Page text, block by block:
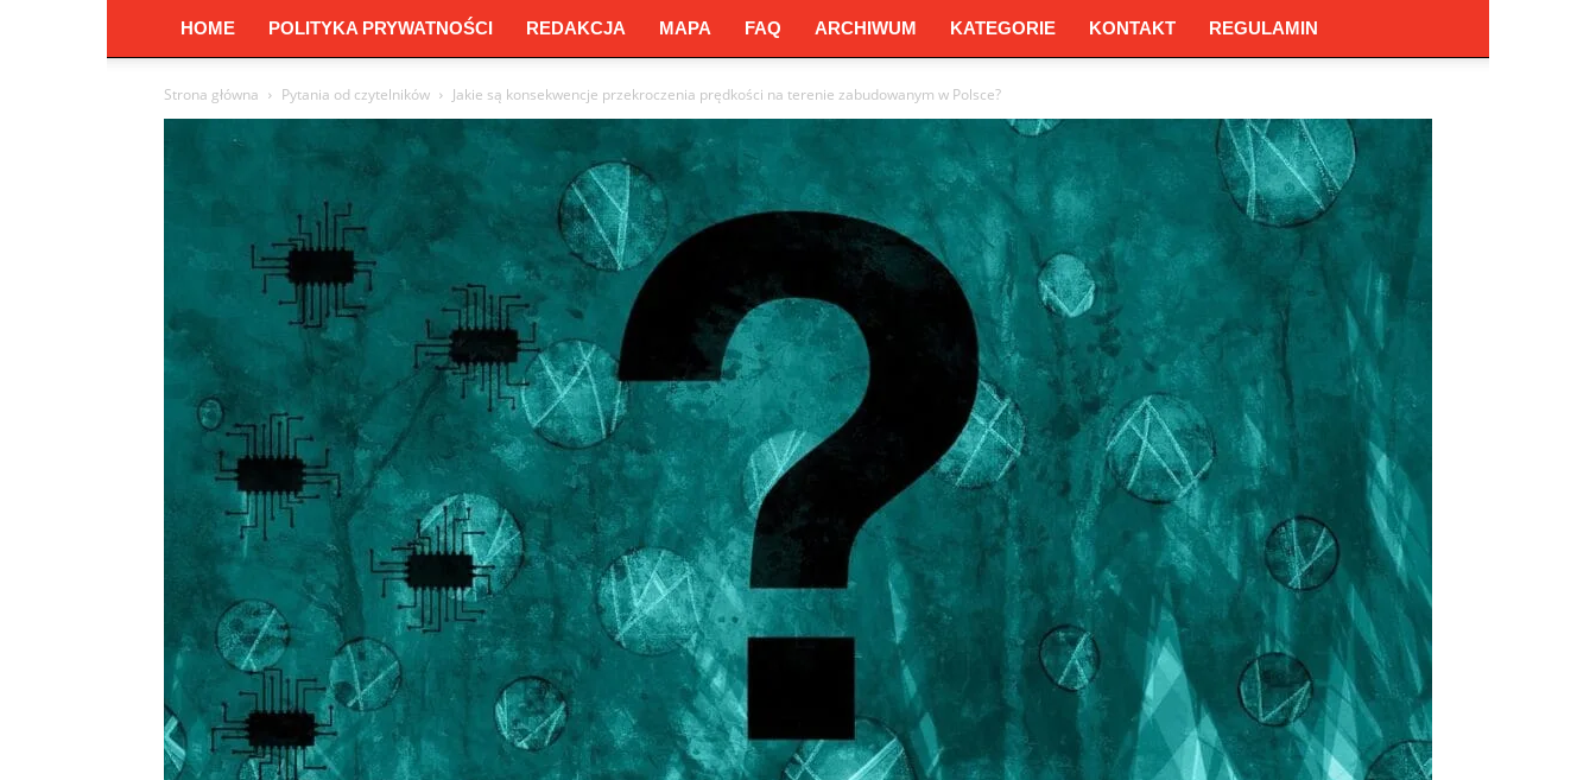
HOME POLITYKA PRYWATNOŚCI REDAKCJA MAPA FAQ ARCHIWUM KATEGORIE KONTAKT REGULAMIN
Strona główna Pytania od czytelników Jakie są konsekwencje przekroczenia prędkości na terenie zabudowanym w Polsce?